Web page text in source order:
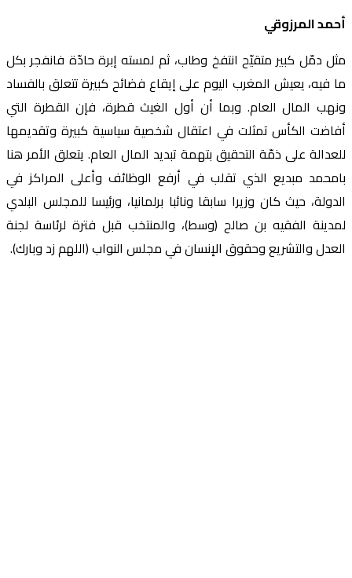
أحمد المرزوقي
مثل دمّل كبير متقيّح انتفخ وطاب، ثم لمسته إبرة حادّة فانفجر بكل
ما فيه، يعيش المغرب اليوم على إيقاع فضائح كبيرة تتعلق بالفساد
ونهب المال العام. وبما أن أول الغيث قطرة، فإن القطرة التي
أفاضت الكأس تمثلت في اعتقال شخصية سياسية كبيرة وتقديمها
للعدالة على ذمّة التحقيق بتهمة تبديد المال العام. يتعلق الأمر هنا
بامحمد مبديع الذي تقلب في أرفع الوظائف وأعلى المراكز في
الدولة، حيث كان وزيرا سابقا ونائبا برلمانيا، ورئيسا للمجلس البلدي
لمدينة الفقيه بن صالح (وسط)، والمنتخب قبل فترة لرئاسة لجنة
العدل والتشريع وحقوق الإنسان في مجلس النواب (اللهم زد وبارك).